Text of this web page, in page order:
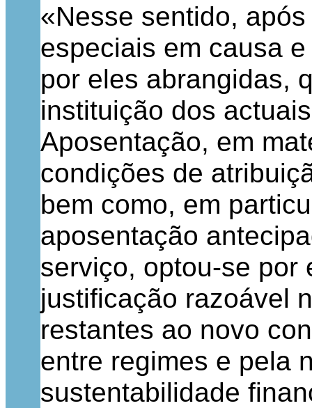
«Nesse sentido,
especiais em causa
por eles abrangidas,
instituição dos
Aposentação, em
condições de
bem como, em
aposentação
serviço, optou-se por
justificação razoável
restantes ao novo
entre regimes e pela
sustentabilidade